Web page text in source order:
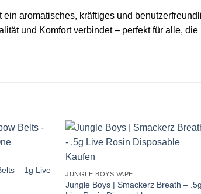
aromatisches, kräftiges und
und Komfort verbindet – perfekt für alle,
– 1g Live
JUNGLE BOYS VAPE
Jungle Boys | Smackerz Breath – .5g